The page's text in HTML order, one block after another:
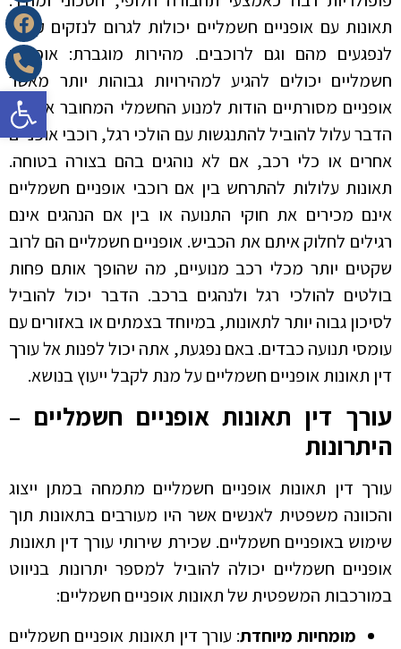
פתח
תאונות עם אופניים חשמליים יכולות לגרום לנזקים קשים
לנפגעים מהם וגם לרוכבים. מהירות מוגברת: אופניים
חשמליים יכולים להגיע למהירויות גבוהות יותר מאשר
אופניים מסורתיים הודות למנוע החשמלי המחובר אליהם.
הדבר עלול להוביל להתנגשות עם הולכי רגל, רוכבי אופניים
אחרים או כלי רכב, אם לא נוהגים בהם בצורה בטוחה.
תאונות עלולות להתרחש בין אם רוכבי אופניים חשמליים
אינם מכירים את חוקי התנועה או בין אם הנהגים אינם
רגילים לחלוק איתם את הכביש. אופניים חשמליים הם לרוב
שקטים יותר מכלי רכב מנועיים, מה שהופך אותם פחות
בולטים להולכי רגל ולנהגים ברכב. הדבר יכול להוביל
לסיכון גבוה יותר לתאונות, במיוחד בצמתים או באזורים עם
עומסי תנועה כבדים. באם נפגעת, אתה יכול לפנות אל עורך
דין תאונות אופניים חשמליים על מנת לקבל ייעוץ בנושא.
עורך דין תאונות אופניים חשמליים –
היתרונות
עורך דין תאונות אופניים חשמליים מתמחה במתן ייצוג
והכוונה משפטית לאנשים אשר היו מעורבים בתאונות תוך
שימוש באופניים חשמליים. שכירת שירותי עורך דין תאונות
אופניים חשמליים יכולה להוביל למספר יתרונות בניווט
במורכבות המשפטית של תאונות אופניים חשמליים:
מומחיות מיוחדת: עורך דין תאונות אופניים חשמליים